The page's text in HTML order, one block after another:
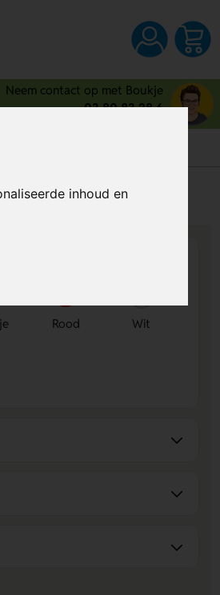
inhoud en
Neem contact op met Boukje
03 80 83 28 6
(excl. BTW)
Rood Wit